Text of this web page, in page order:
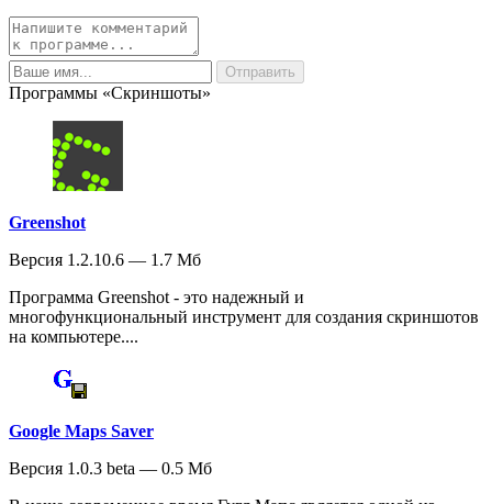
Программы «Скриншоты»
Greenshot
Версия 1.2.10.6 — 1.7 Мб
Программа Greenshot - это надежный и
многофункциональный инструмент для создания скриншотов
на компьютере....
Google Maps Saver
Версия 1.0.3 beta — 0.5 Мб